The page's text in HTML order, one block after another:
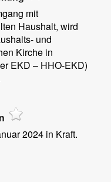
mit
Haushalt, wird
und
Kirche in
EKD – HHO-EKD)
2024 in Kraft.